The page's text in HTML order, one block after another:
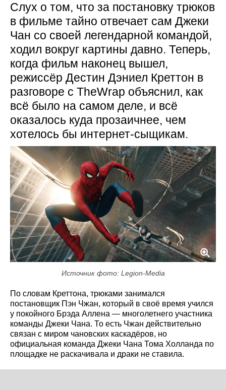
Слух о том, что за постановку трюков
в фильме тайно отвечает сам Джеки
Чан со своей легендарной командой,
ходил вокруг картины давно. Теперь,
когда фильм наконец вышел,
режиссёр Дестин Дэниел Креттон в
разговоре с TheWrap объяснил, как
всё было на самом деле, и всё
оказалось куда прозаичнее, чем
хотелось бы интернет-сыщикам.
Источник фото: Legion-Media
По словам Креттона, трюками занимался
постановщик Пэн Чжан, который в своё время учился
у покойного Брэда Аллена — многолетнего участника
команды Джеки Чана. То есть Чжан действительно
связан с миром чановских каскадёров, но
официальная команда Джеки Чана Тома Холланда по
площадке не раскачивала и драки не ставила.